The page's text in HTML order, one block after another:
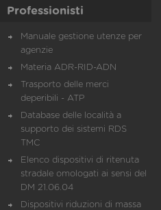
Professionisti
Manuale gestione utenze per
agenzie
Materia ADR-RID-ADN
Trasporto delle merci
deperibili - ATP
Database delle località a
supporto dei sistemi RDS
TMC
Elenco dispositivi di ritenuta
stradale omologati ai sensi del
DM 21.06.04
Dispositivi riduzioni di massa